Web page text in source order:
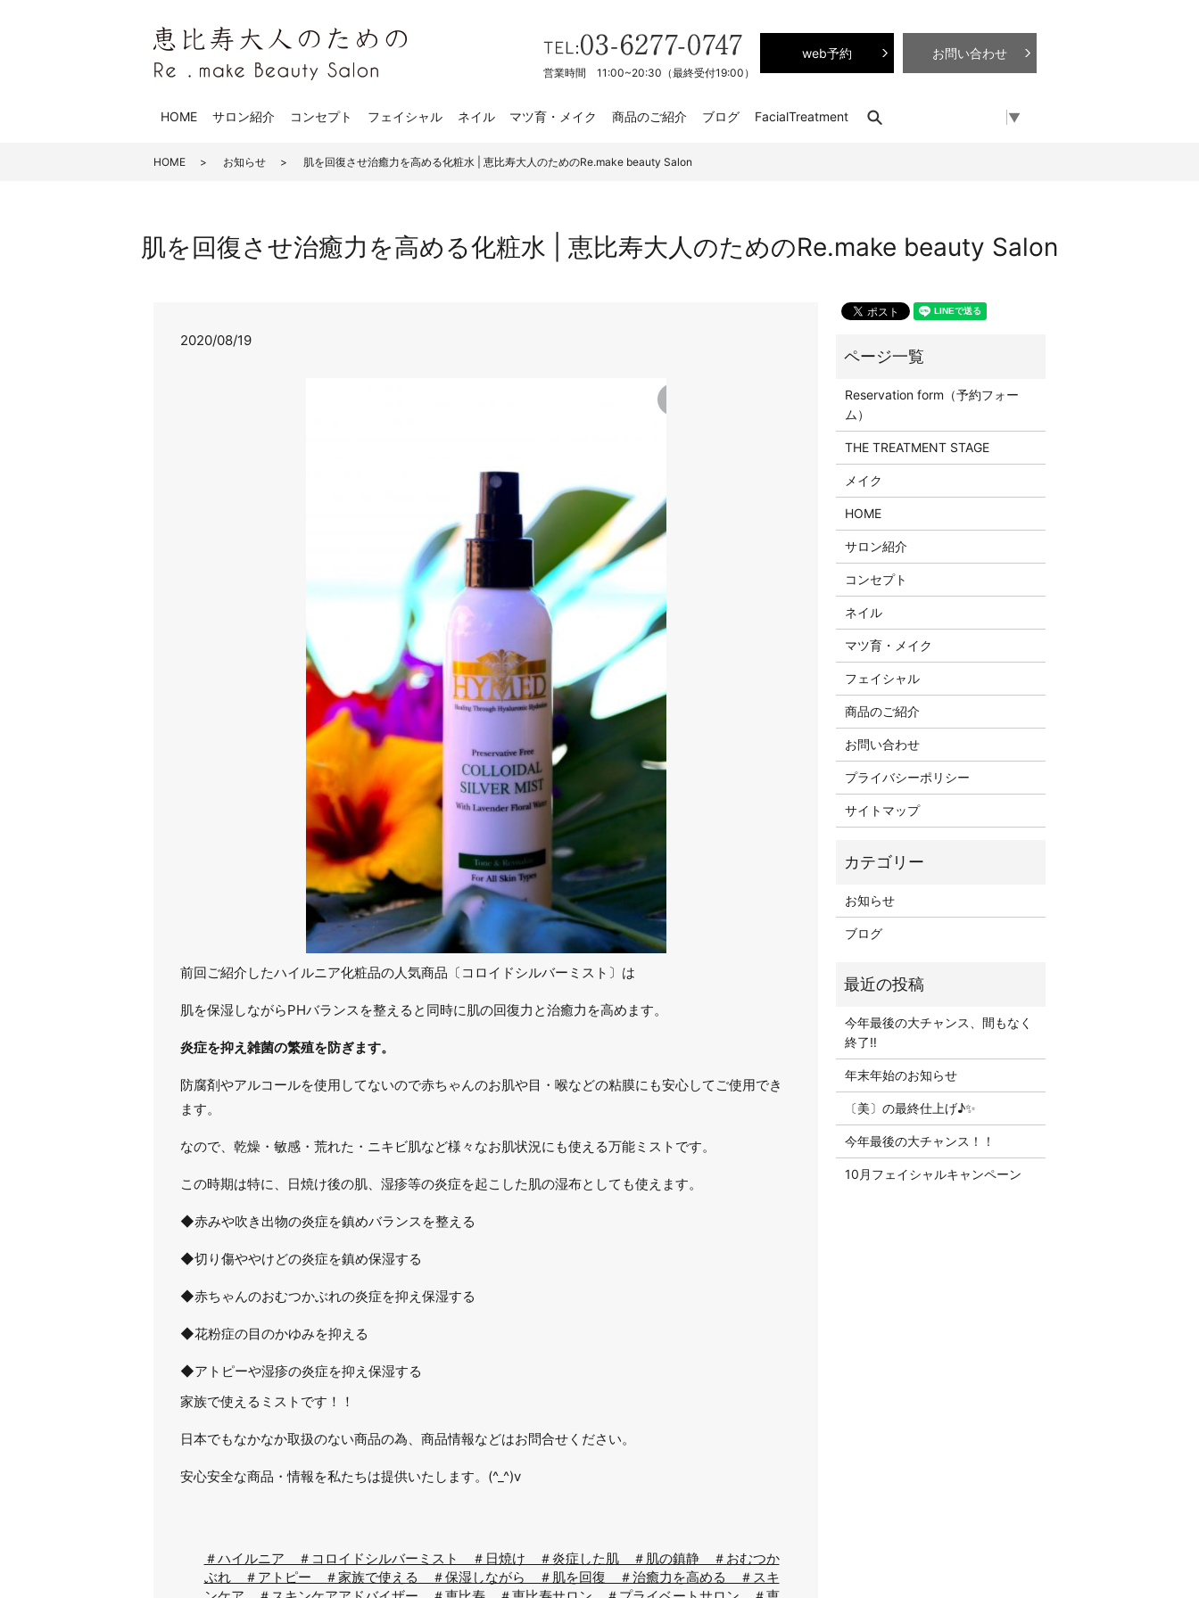
web予約 お問い合わせ
営業時間 11:00~20:30（最終受付19:00）
HOME サロン紹介 コンセプト フェイシャル ネイル マツ育・メイク 商品のご紹介 ブログ FacialTreatment search ▼
HOME お知らせ 肌を回復させ治癒力を高める化粧水 | 恵比寿大人のためのRe.make beauty Salon
肌を回復させ治癒力を高める化粧水 | 恵比寿大人のためのRe.make beauty Salon
2020/08/19
前回ご紹介したハイルニア化粧品の人気商品〔コロイドシルバーミスト〕は
肌を保湿しながらPHバランスを整えると同時に肌の回復力と治癒力を高めます。
炎症を抑え雑菌の繁殖を防ぎます。
防腐剤やアルコールを使用してないので赤ちゃんのお肌や目・喉などの粘膜にも安心してご使用でき
ます。
なので、乾燥・敏感・荒れた・ニキビ肌など様々なお肌状況にも使える万能ミストです。
この時期は特に、日焼け後の肌、湿疹等の炎症を起こした肌の湿布としても使えます。
◆赤みや吹き出物の炎症を鎮めバランスを整える
◆切り傷ややけどの炎症を鎮め保湿する
◆赤ちゃんのおむつかぶれの炎症を抑え保湿する
◆花粉症の目のかゆみを抑える
◆アトピーや湿疹の炎症を抑え保湿する
家族で使えるミストです！！
日本でもなかなか取扱のない商品の為、商品情報などはお問合せください。
安心安全な商品・情報を私たちは提供いたします。(^_^)v
＃ハイルニア ＃コロイドシルバーミスト ＃日焼け ＃炎症した肌 ＃肌の鎮静 ＃おむつか
ぶれ ＃アトピー ＃家族で使える ＃保湿しながら ＃肌を回復 ＃治癒力を高める ＃スキ
Reservation form（予約フォー
ム）
THE TREATMENT STAGE
メイク
HOME
サロン紹介
コンセプト
ネイル
マツ育・メイク
フェイシャル
商品のご紹介
お問い合わせ
プライバシーポリシー
サイトマップ
お知らせ
ブログ
今年最後の大チャンス、間もなく
終了‼
年末年始のお知らせ
〔美〕の最終仕上げ♪✨
今年最後の大チャンス！！
10月フェイシャルキャンペーン